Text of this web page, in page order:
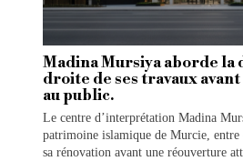
Madina Mursiya aborde
droite de ses travaux
au public.
Le centre d’interprétation Madina
patrimoine islamique de Murcie, entre
sa rénovation avant une réouverture